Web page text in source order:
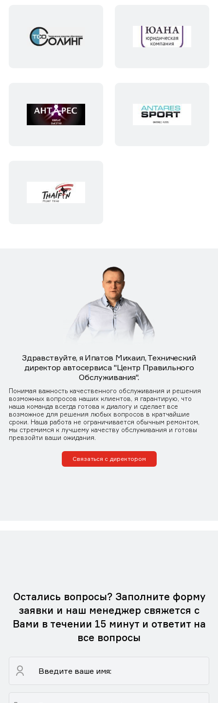
Здравствуйте, я Ипатов Михаил, Технический
директор автосервиса "Центр Правильного
Обслуживания".
Понимая важность качественного обслуживания и решения
возможных вопросов наших клиентов, я гарантирую, что
наша команда всегда готова к диалогу и сделает все
возможное для решения любых вопросов в кратчайшие
сроки. Наша работа не ограничивается обычным ремонтом,
мы стремимся к лучшему качеству обслуживания и готовы
превзойти ваши ожидания.
Связаться с директором
Остались вопросы? Заполните форму
заявки и наш менеджер свяжется с
Вами в течении 15 минут и ответит на
все вопросы